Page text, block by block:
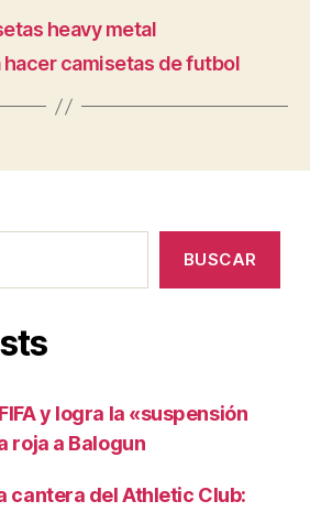
heavy metal
hacer camisetas de futbol
BUSCAR
y logra la «suspensión
roja a Balogun
cantera del Athletic Club: